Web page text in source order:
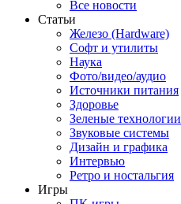
Все новости
Статьи
Железо (Hardware)
Софт и утилиты
Наука
Фото/видео/аудио
Источники питания
Здоровье
Зеленые технологии
Звуковые системы
Дизайн и графика
Интервью
Ретро и ностальгия
Игры